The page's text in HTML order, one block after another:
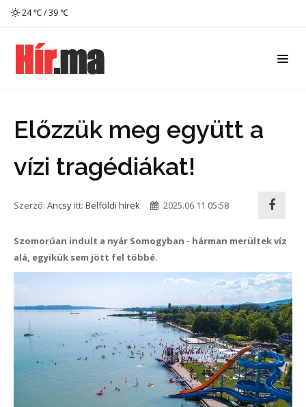
24 ℃ / 39 ℃
Előzzük meg együtt a
vízi tragédiákat!
Szerző: Ancsy itt: Belföldi hírek 2025.06.11 05:58
Szomorúan indult a nyár Somogyban - hárman merültek víz
alá, egyikük sem jött fel többé.